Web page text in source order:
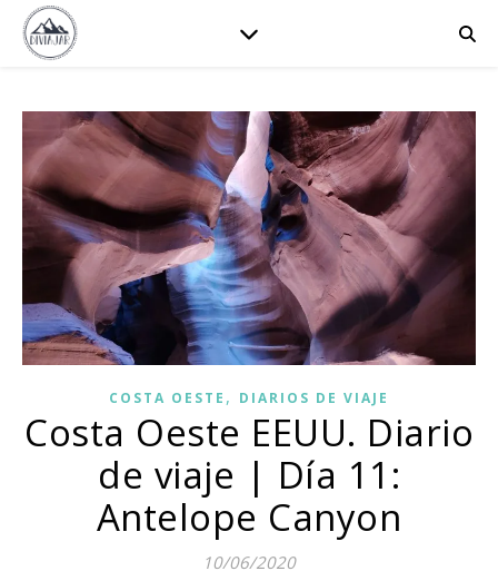
COSTA OESTE , DIARIOS DE VIAJE
Costa Oeste EEUU. Diario
de viaje | Día 11:
Antelope Canyon
10/06/2020